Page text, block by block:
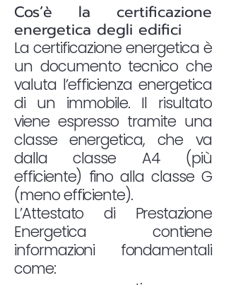
Cos’è la certificazione
energetica degli edifici
La certificazione energetica è
un documento tecnico che
valuta l’efficienza energetica
di un immobile. Il risultato
viene espresso tramite una
classe energetica, che va
dalla classe A4 (più
efficiente) fino alla classe G
(meno efficiente).
L’Attestato di Prestazione
Energetica contiene
informazioni fondamentali
come: